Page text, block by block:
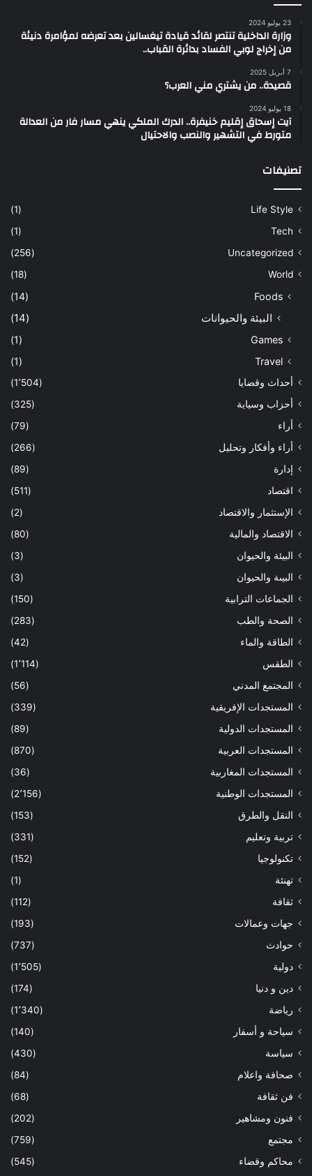
23 يوليو 2024
وزارة الداخلية تنتصر لقائد قيادة تيغسالين بعد تعرضه لمؤامرة دنيئة
من إخراج لوبي الفساد بدائرة القباب..
7 أبريل 2025
قصيدة.. من يشتري مني العرب؟
18 يوليو 2024
آيت إسحاق إقليم خنيفرة.. الدرك الملكي ينهي مسار فار من العدالة
متورط في التشهير والنصب والاحتيال
تصنيفات
Life Style
(1)
Tech
(1)
Uncategorized
(256)
World
(18)
Foods
(14)
البيئة والحيوانات (14)
Games
(1)
Travel
(1)
أحداث وقضايا
(1٬504)
أحزاب وسياية
(325)
أراء
(79)
أراء وأفكار وتحليل
(266)
إدارة
(89)
اقتصاد
(511)
الإستثمار والاقتصاد
(2)
الاقتصاد والمالية
(80)
البيئة والحيوان
(3)
البيىة والحيوان
(3)
الجماعات الترابية
(150)
الصحة والطب
(283)
الطاقة والماء
(42)
الطقس
(1٬114)
المجتمع المدني
(56)
المستجدات الإفريقية
(339)
المستجدات الدولية
(89)
المستجدات العربية
(870)
المستجدات المغاربية
(36)
المستجدات الوطنية
(2٬156)
النقل والطرق
(153)
تربية وتعليم
(331)
تكنولوجيا
(152)
تهنئة
(1)
ثقافة
(112)
جهات وعمالات
(193)
حوادث
(737)
دولية
(1٬505)
دين و دنيا
(174)
رياضة
(1٬340)
سياحة و أسفار
(140)
سياسة
(430)
صحافة واعلام
(84)
فن ثقافة
(68)
فنون ومشاهير
(202)
مجتمع
(759)
محاكم وقضاء
(545)